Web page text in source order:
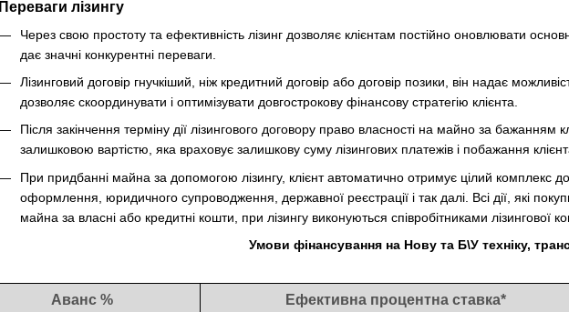
Переваги лізингу
Через свою простоту та ефективність лізинг дозволяє клієнтам постійно оновлювати
дає значні конкурентні переваги.
Лізинговий договір гнучкіший, ніж кредитний договір або договір позики, він надає
дозволяє скоординувати і оптимізувати довгострокову фінансову стратегію клієнта.
Після закінчення терміну дії лізингового договору право власності на майно за
залишковою вартістю, яка враховує залишкову суму лізингових платежів і побажання
При придбанні майна за допомогою лізингу, клієнт автоматично отримує цілий комплекс
оформлення, юридичного супроводження, державної реєстрації і так далі. Всі дії, які
майна за власні або кредитні кошти, при лізингу виконуються співробітниками лізингової
Умови фінансування на Нову та Б\У техніку,
Аванс % Ефективна процентна ставка*